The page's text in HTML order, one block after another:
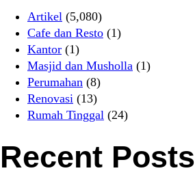
Artikel (5,080)
Cafe dan Resto (1)
Kantor (1)
Masjid dan Musholla (1)
Perumahan (8)
Renovasi (13)
Rumah Tinggal (24)
Recent Posts